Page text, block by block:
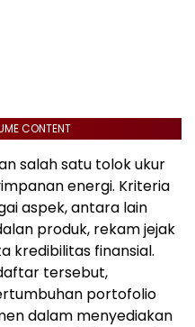
CONTENT
salah satu tolok ukur
energi. Kriteria
aspek, antara lain
produk, rekam jejak
kredibilitas finansial.
tersebut,
portofolio
dalam menyediakan